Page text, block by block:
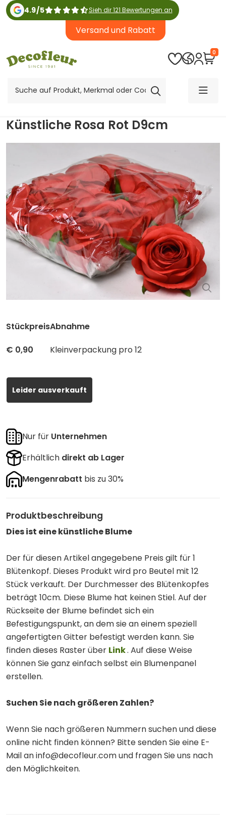
4.9/5 Sieh dir 121 Bewertungen an
Versand und Rabatt
0
Künstliche Rosa Rot D9cm
Stückpreis
€ 0,90
Abnahme
Kleinverpackung pro 12
Leider ausverkauft
Nur für Unternehmen
Erhältlich direkt ab Lager
Mengenrabatt bis zu 30%
Produktbeschreibung
Dies ist eine künstliche Blume
Der für diesen Artikel angegebene Preis gilt für 1
Blütenkopf. Dieses Produkt wird pro Beutel mit 12
Stück verkauft. Der Durchmesser des Blütenkopfes
beträgt 10cm. Diese Blume hat keinen Stiel. Auf der
Rückseite der Blume befindet sich ein
Befestigungspunkt, an dem sie an einem speziell
angefertigten Gitter befestigt werden kann. Sie
finden dieses Raster über Link. Auf diese Weise
können Sie ganz einfach selbst ein Blumenpanel
erstellen.
Suchen Sie nach größeren Zahlen?
Wenn Sie nach größeren Nummern suchen und diese
online nicht finden können? Bitte senden Sie eine E-
Mail an info@decofleur.com und fragen Sie uns nach
den Möglichkeiten.